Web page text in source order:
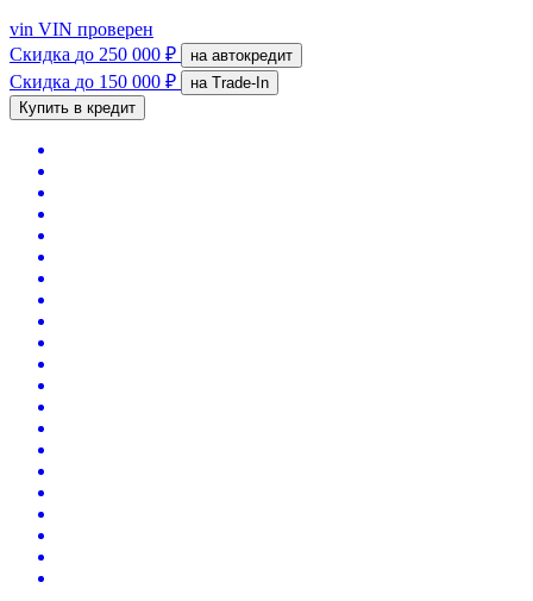
vin VIN проверен
Скидка до 250 000 ₽ на автокредит
Скидка до 150 000 ₽
на Trade-In
Купить в кредит